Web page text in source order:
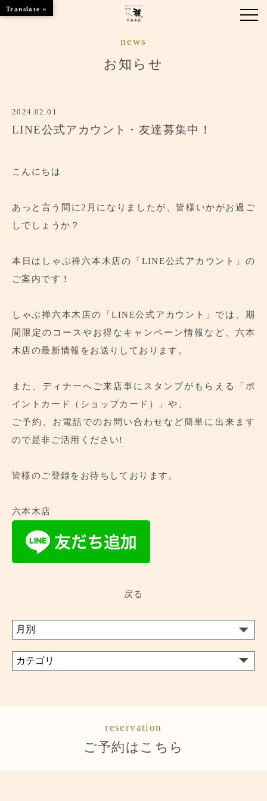
news
お知らせ
2024.02.01
LINE公式アカウント・友達募集中！
こんにちは
あっと言う間に2月になりましたが、皆様いかがお過ご
しでしょうか？
本日はしゃぶ禅六本木店の「LINE公式アカウント」の
ご案内です！
しゃぶ禅六本木店の「LINE公式アカウント」では、期
間限定のコースやお得なキャンペーン情報など、六本
木店の最新情報をお送りしております。
また、ディナーへご来店事にスタンプがもらえる「ポ
イントカード（ショップカード）」や、
ご予約、お電話でのお問い合わせなど簡単に出来ます
ので是非ご活用ください!
皆様のご登録をお待ちしております。
六本木店
戻る
reservation
ご予約はこちら
Translate »